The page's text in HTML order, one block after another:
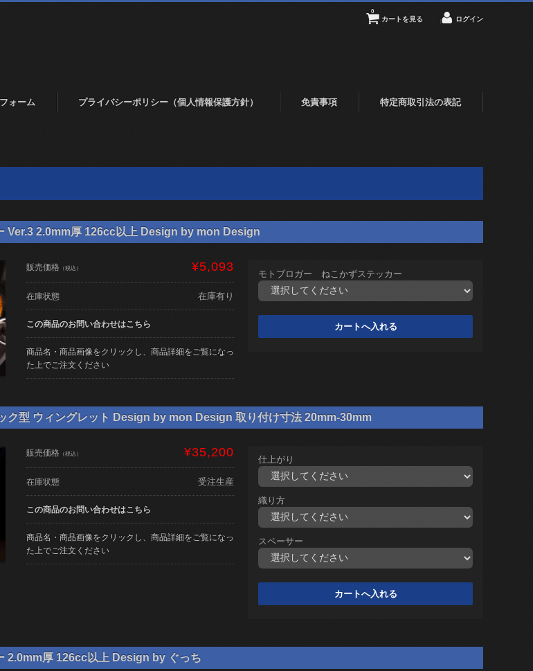
カートを見る
0
ログイン
ォーム プライバシーポリシー（個人情報保護方針） 免責事項 特定商取引法の表記
Ver.3 2.0mm厚 126cc以上 Design by mon Design
販売価格 （税込） ¥5,093
在庫状態 在庫有り
この商品のお問い合わせはこちら
商品名・商品画像をクリックし、商品詳細をご覧になっ
た上でご注文ください
モトブロガー ねこかずステッカー
ク型 ウィングレット Design by mon Design 取り付け寸法 20mm-30mm
販売価格 （税込） ¥35,200
在庫状態 受注生産
この商品のお問い合わせはこちら
商品名・商品画像をクリックし、商品詳細をご覧になっ
た上でご注文ください
仕上がり
織り方
スペーサー
2.0mm厚 126cc以上 Design by ぐっち